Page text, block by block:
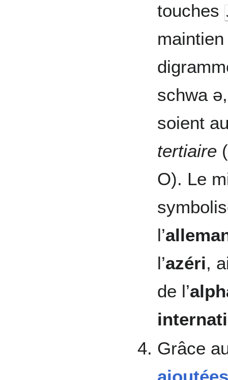
touches
schwa
soient
tertiaire
O). Le
l’
l’azéri,
de l’
Grâce